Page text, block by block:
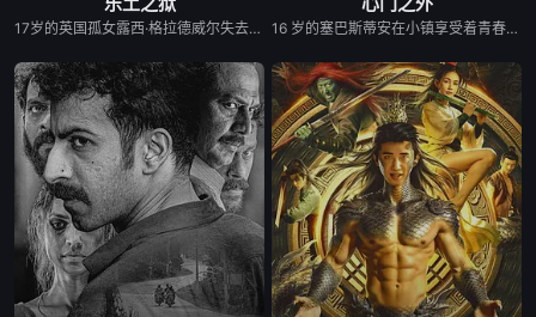
17岁的英国孤女露西·格拉德威尔失去双亲后，遵照遗嘱漂洋过海，来到热带海岛上的橡胶种植园，投奔担任庄园主的叔叔乔治·休顿。这片风光旖旎的乐土看似是新生的归宿，实则处处是森严的规则与无形的枷锁。叔叔的严苛控制、阶层的巨大鸿沟，让她处处感到窒息。她与当地青年克里希纳暗生情愫，这场跨越身份与种族的禁忌之恋，彻底点燃了她与整个旧秩序的对抗。 16 岁的塞巴斯蒂安在小镇享受着青春时光：他最喜欢和女友在湖边喝着啤酒、抽着大麻度过夏日黄昏。直到同龄的科利亚突然以父亲已故友人之子的名义闯入他的家庭。这个男孩瞬间俘获了所有人的心，尤其是塞巴斯蒂安。随之而来的情感过山车以最强烈的力量将塞巴斯蒂安抛离日常轨道。